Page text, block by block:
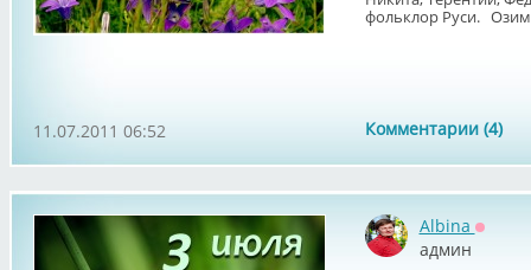
фольклор Руси.
Комментарии (4)
11.07.2011 06:52
Albina
админ